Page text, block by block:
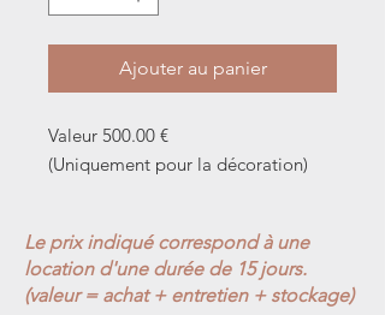
Ajouter au panier
Valeur 500.00 €
(Uniquement pour la décoration)
Le prix indiqué correspond à une
location d'une durée de 15 jours.
(valeur = achat + entretien + stockage)